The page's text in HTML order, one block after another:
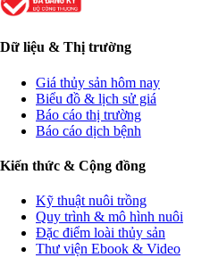
Dữ liệu & Thị trường
Giá thủy sản hôm nay
Biểu đồ & lịch sử giá
Báo cáo thị trường
Báo cáo dịch bệnh
Kiến thức & Cộng đồng
Kỹ thuật nuôi trồng
Quy trình & mô hình nuôi
Đặc điểm loài thủy sản
Thư viện Ebook & Video